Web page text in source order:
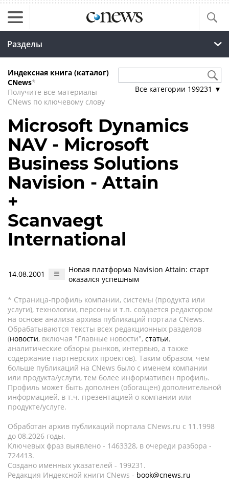
Разделы
Индексная книга (каталог)
CNews*
Получите все материалы
CNews по ключевому слову
Все категории 199231 ▼
Microsoft Dynamics
NAV - Microsoft
Business Solutions
Navision - Attain
+
Scanvaegt
International
14.08.2001
Новая платформа Navision Attain: старт
оказался успешным
* Страница-профиль компании, системы (продукта или
услуги), технологии, персоны и т.п. создается редактором
на основе анализа архива публикаций портала CNews.
Обрабатываются тексты всех редакционных разделов
(новости, включая "Главные новости", статьи,
аналитические обзоры рынков, интервью, а также
содержание партнёрских проектов). Таким образом, чем
больше публикаций на CNews было с именем компании
или продукта/услуги, тем более информативен профиль.
Профиль может быть дополнен (обогащен) дополнительной
информацией, в т.ч. презентацией о компании или
продукте/услуге.
Обработан архив публикаций портала CNews.ru c 11.1998
до 08.2026 годы.
Ключевых фраз выявлено - 1463328, в очереди разбора -
724413.
Создано именных указателей - 199231.
Редакция Индексной книги CNews - book@cnews.ru